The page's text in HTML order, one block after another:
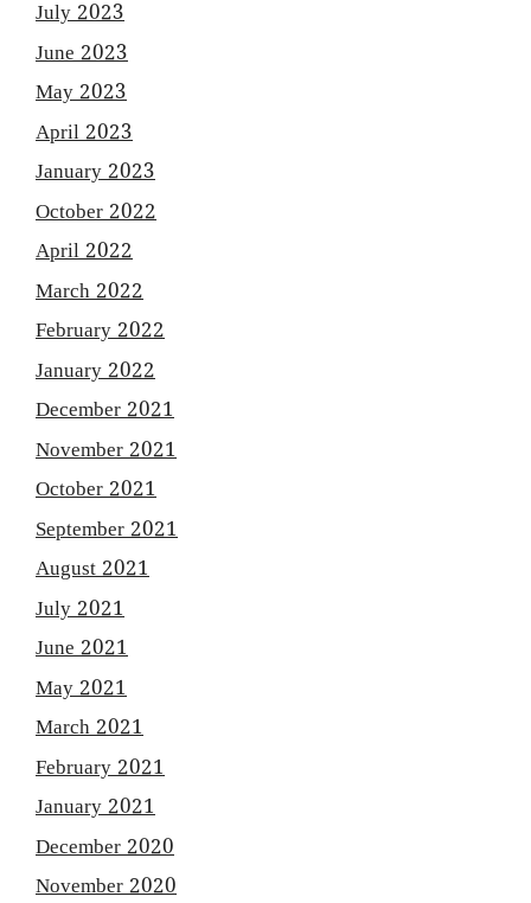
July 2023
June 2023
May 2023
April 2023
January 2023
October 2022
April 2022
March 2022
February 2022
January 2022
December 2021
November 2021
October 2021
September 2021
August 2021
July 2021
June 2021
May 2021
March 2021
February 2021
January 2021
December 2020
November 2020